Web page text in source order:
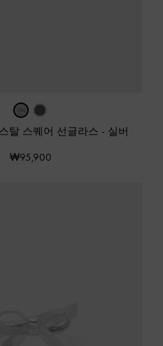
탈 스퀘어 선글라스 - 실버
₩95,900